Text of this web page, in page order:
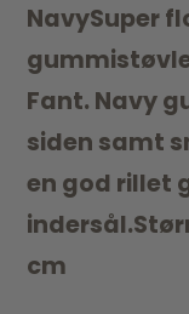
NavySuper
Fant. Navy
siden samt
en god rillet
cm